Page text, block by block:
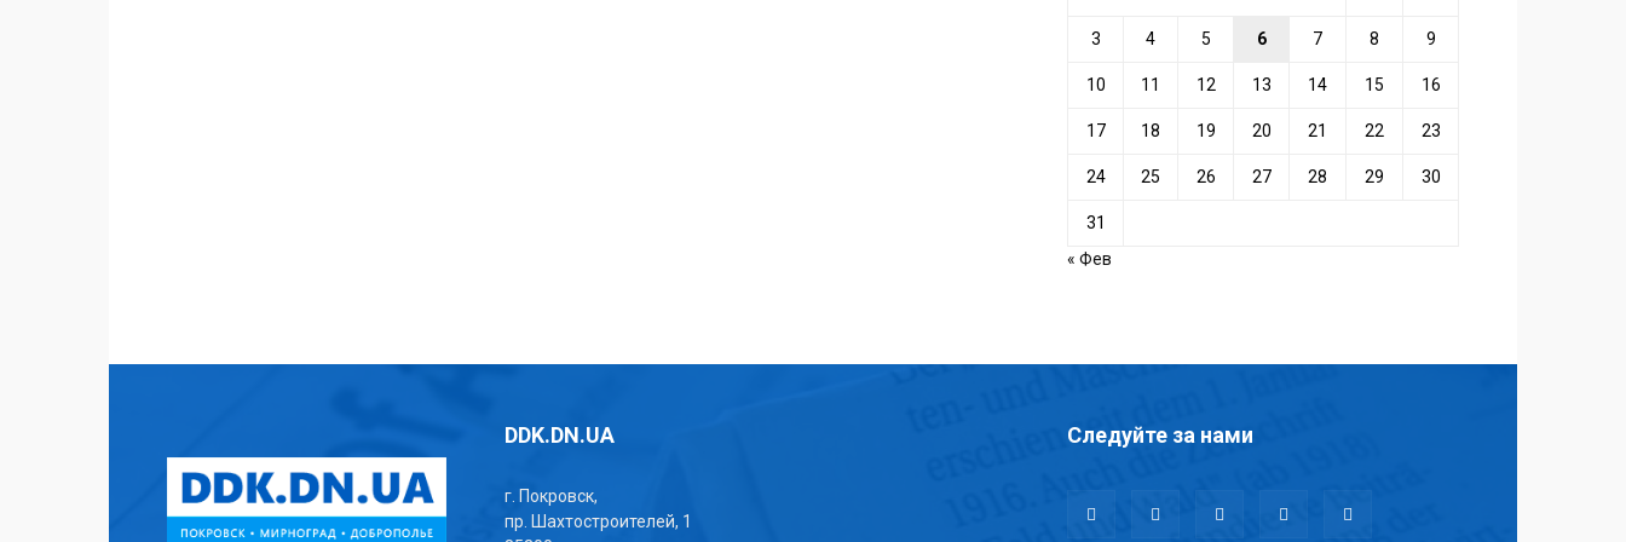
3 4 5 6 7 8 9
10 11 12 13 14 15 16
17 18 19 20 21 22 23
24 25 26 27 28 29 30
31
« Фев
DDK.DN.UA
г. Покровск,
пр. Шахтостроителей, 1
Следуйте за нами